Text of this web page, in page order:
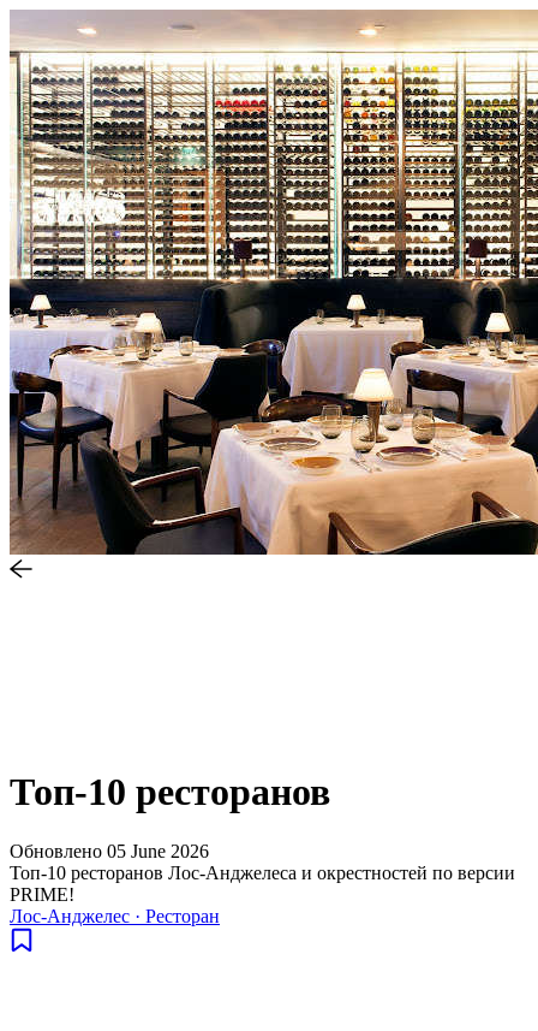
Топ-10 ресторанов
Обновлено 05 June 2026
Топ-10 ресторанов Лос-Анджелеса и окрестностей по версии
PRIME!
Лос-Анджелес · Ресторан